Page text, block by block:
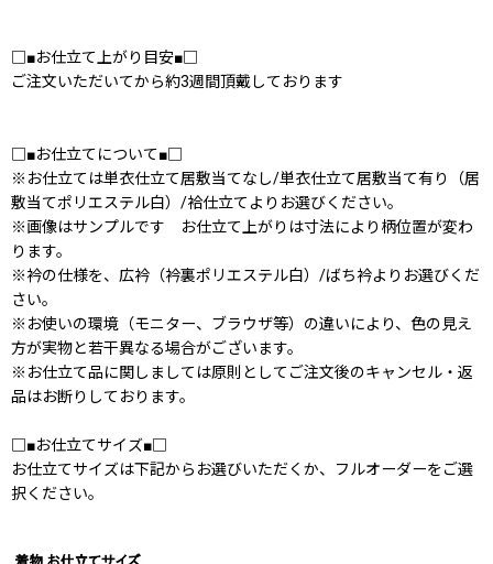
□■お仕立て上がり目安■□
ご注文いただいてから約3週間頂戴しております
□■お仕立てについて■□
※お仕立ては単衣仕立て居敷当てなし/単衣仕立て居敷当て有り（居
敷当てポリエステル白）/袷仕立てよりお選びください。
※画像はサンプルです お仕立て上がりは寸法により柄位置が変わ
ります。
※衿の仕様を、広衿（衿裏ポリエステル白）/ばち衿よりお選びくだ
さい。
※お使いの環境（モニター、ブラウザ等）の違いにより、色の見え
方が実物と若干異なる場合がございます。
※お仕立て品に関しましては原則としてご注文後のキャンセル・返
品はお断りしております。
□■お仕立てサイズ■□
お仕立てサイズは下記からお選びいただくか、フルオーダーをご選
択ください。